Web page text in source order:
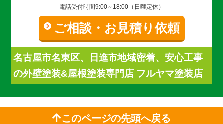
電話受付時間9:00～18:00（日曜定休）
ご相談・お見積り依頼
名古屋市名東区、日進市地域密着、安心工事
の外壁塗装&屋根塗装専門店 フルヤマ塗装店
このページの先頭へ戻る